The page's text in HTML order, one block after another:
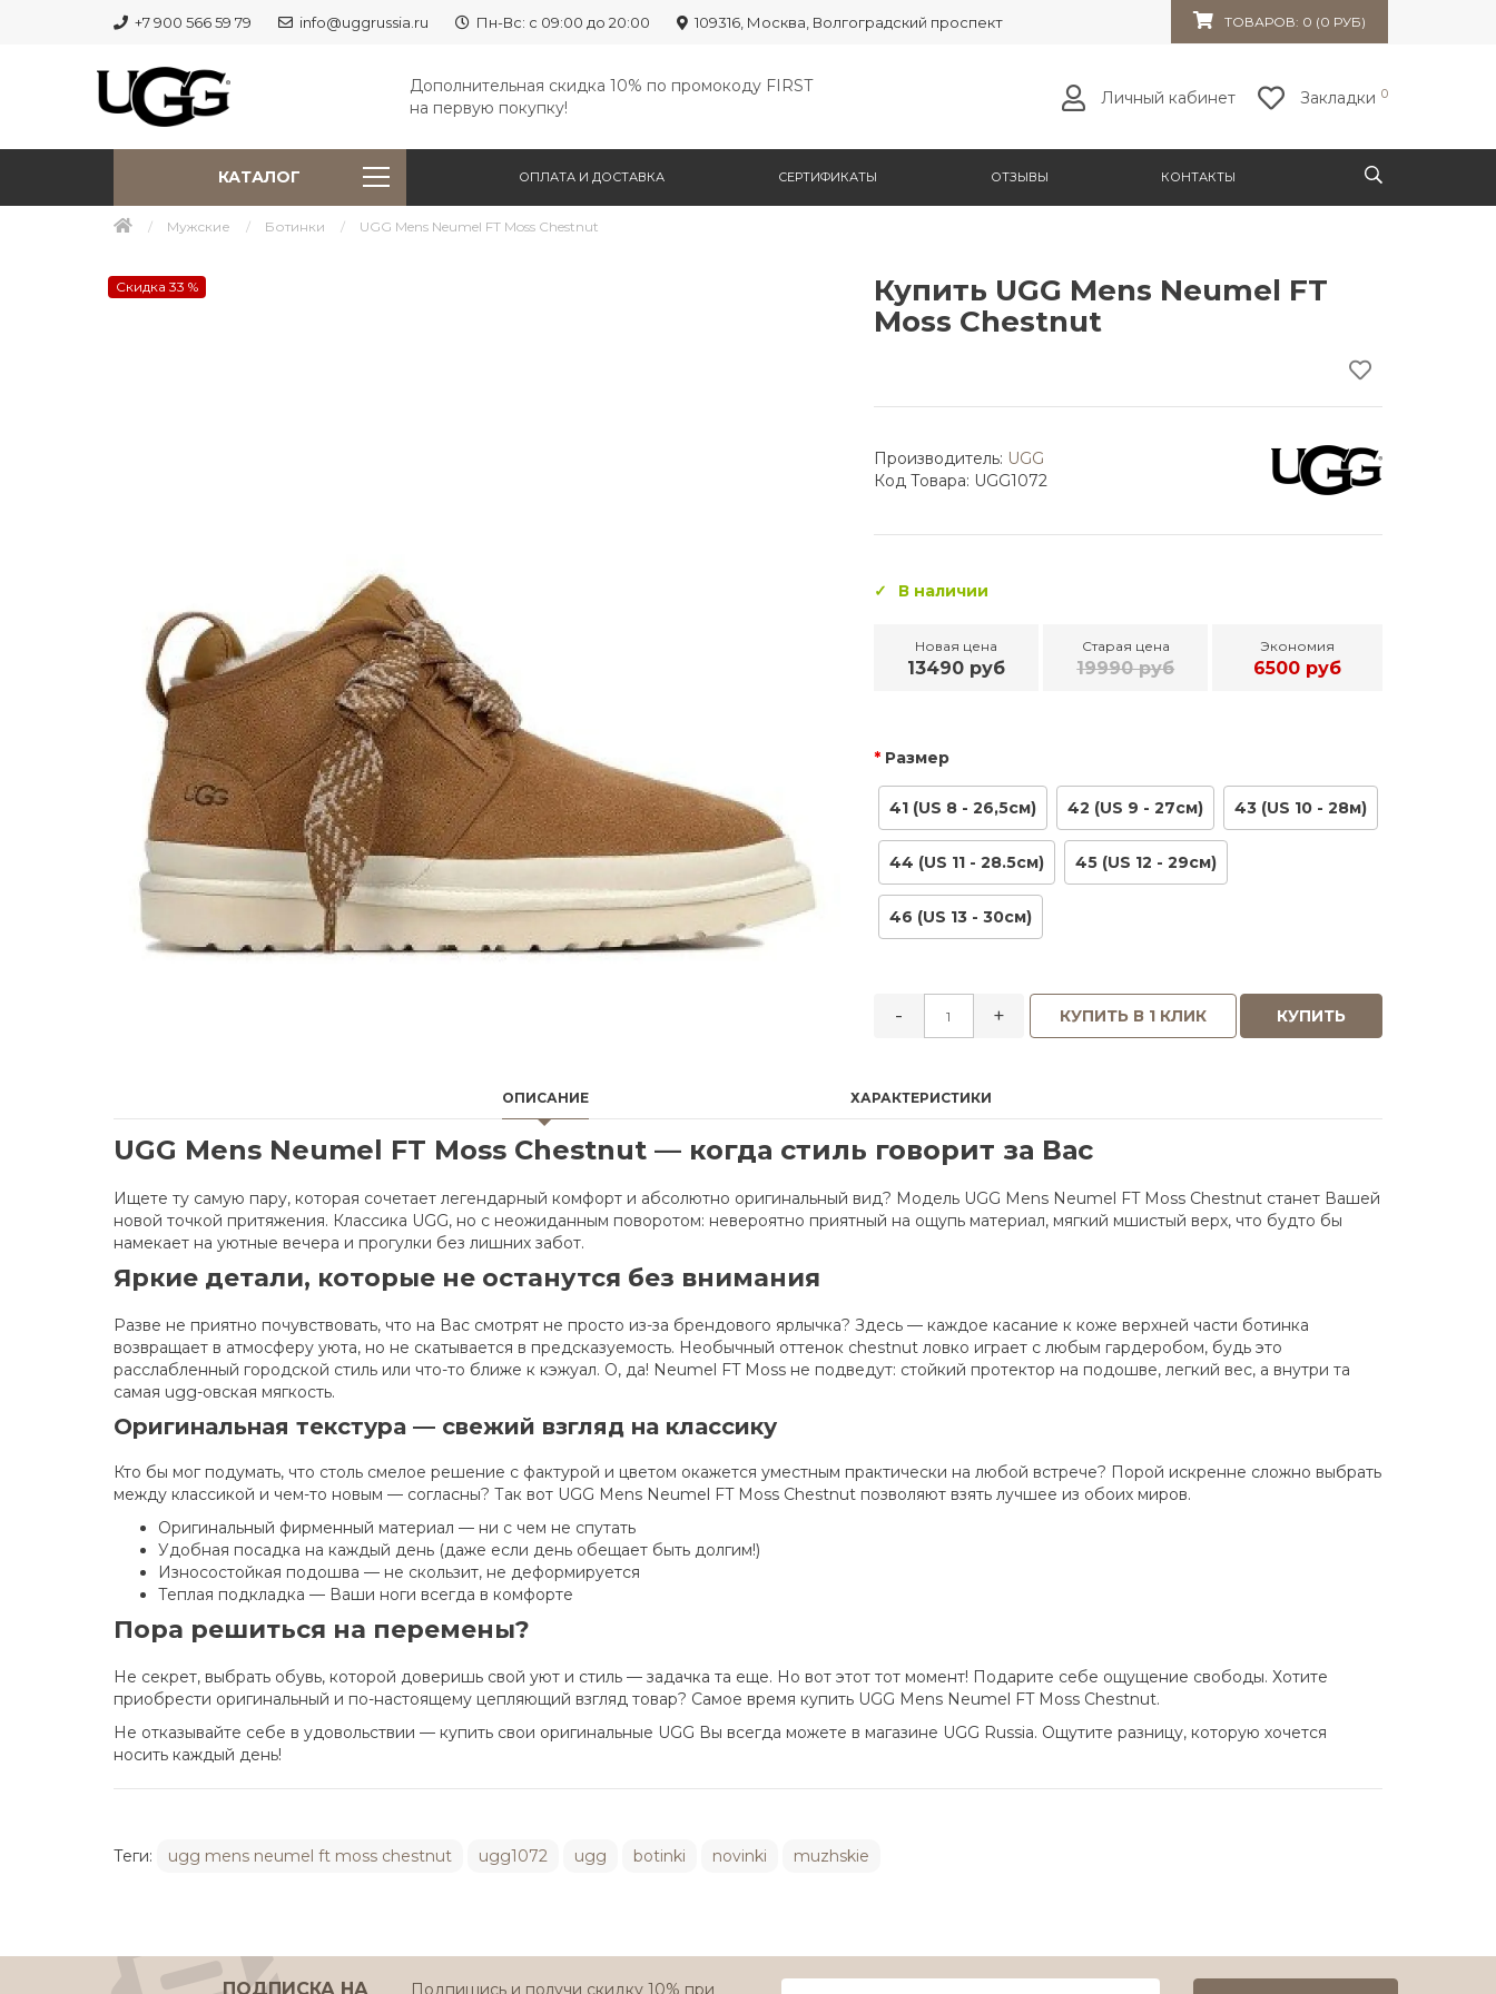
+7 900 566 59 79 info@uggrussia.ru Пн-Вс: с 09:00 до 20:00 109316, Москва, Волгоградский проспект 32к10 ТОВАРОВ: 0 (0 РУБ)
Дополнительная скидка 10% по промокоду FIRST
на первую покупку!
Личный кабинет Закладки 0
КАТАЛОГ ОПЛАТА И ДОСТАВКА СЕРТИФИКАТЫ ОТЗЫВЫ КОНТАКТЫ
Мужские Ботинки UGG Mens Neumel FT Moss Chestnut
Скидка 33 %
Купить UGG Mens Neumel FT
Moss Chestnut
Производитель: UGG
Код Товара: UGG1072
В наличии
Новая цена
13490 руб
Старая цена
19990 руб
Экономия
6500 руб
Размер
41 (US 8 - 26,5см) 42 (US 9 - 27см) 43 (US 10 - 28м)
44 (US 11 - 28.5см) 45 (US 12 - 29см)
46 (US 13 - 30см)
- + КУПИТЬ В 1 КЛИК КУПИТЬ
ОПИСАНИЕ ХАРАКТЕРИСТИКИ
UGG Mens Neumel FT Moss Chestnut — когда стиль говорит за Вас
Ищете ту самую пару, которая сочетает легендарный комфорт и абсолютно оригинальный вид? Модель UGG Mens Neumel FT Moss Chestnut станет Вашей
новой точкой притяжения. Классика UGG, но с неожиданным поворотом: невероятно приятный на ощупь материал, мягкий мшистый верх, что будто бы
намекает на уютные вечера и прогулки без лишних забот.
Яркие детали, которые не останутся без внимания
Разве не приятно почувствовать, что на Вас смотрят не просто из-за брендового ярлычка? Здесь — каждое касание к коже верхней части ботинка
возвращает в атмосферу уюта, но не скатывается в предсказуемость. Необычный оттенок chestnut ловко играет с любым гардеробом, будь это
расслабленный городской стиль или что-то ближе к кэжуал. О, да! Neumel FT Moss не подведут: стойкий протектор на подошве, легкий вес, а внутри та
самая ugg-овская мягкость.
Оригинальная текстура — свежий взгляд на классику
Кто бы мог подумать, что столь смелое решение с фактурой и цветом окажется уместным практически на любой встрече? Порой искренне сложно выбрать
между классикой и чем-то новым — согласны? Так вот UGG Mens Neumel FT Moss Chestnut позволяют взять лучшее из обоих миров.
Оригинальный фирменный материал — ни с чем не спутать
Удобная посадка на каждый день (даже если день обещает быть долгим!)
Износостойкая подошва — не скользит, не деформируется
Теплая подкладка — Ваши ноги всегда в комфорте
Пора решиться на перемены?
Не секрет, выбрать обувь, которой доверишь свой уют и стиль — задачка та еще. Но вот этот тот момент! Подарите себе ощущение свободы. Хотите
приобрести оригинальный и по-настоящему цепляющий взгляд товар? Самое время купить UGG Mens Neumel FT Moss Chestnut.
Не отказывайте себе в удовольствии — купить свои оригинальные UGG Вы всегда можете в магазине UGG Russia. Ощутите разницу, которую хочется
носить каждый день!
Теги: ugg mens neumel ft moss chestnut ugg1072 ugg botinki novinki muzhskie
ПОДПИСКА НА Подпишись и получи скидку 10% при